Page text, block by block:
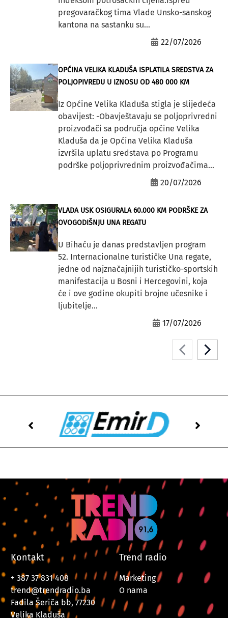
pregovaračkog tima Vlade Unsko-sanskog
kantona na sastanku su...
22/07/2026
OPĆINA VELIKA KLADUŠA ISPLATILA SREDSTVA ZA
POLJOPIVREDU U IZNOSU OD 480 000 KM
Iz Općine Velika Kladuša stigla je slijedeća
obavijest: -Obavještavaju se poljoprivredni
proizvođači sa područja općine Velika
Kladuša da je Općina Velika Kladuša
izvršila uplatu sredstava po Programu
podrške poljoprivrednim proizvođačima...
20/07/2026
VLADA USK OSIGURALA 60.000 KM PODRŠKE ZA
OVOGODIŠNJU UNA REGATU
U Bihaću je danas predstavljen program
52. Internacionalne turističke Una regate,
jedne od najznačajnijih turističko-sportskih
manifestacija u Bosni i Hercegovini, koja
će i ove godine okupiti brojne učesnike i
ljubitelje...
17/07/2026
Kontakt
+ 387 37 831 408
trend@trendradio.ba
Fadila Šeriča bb, 77230
Velika Kladuša
Trend radio
Marketing
O nama